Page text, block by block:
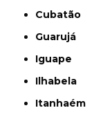
Cubatão
Guarujá
Iguape
Ilhabela
Itanhaém